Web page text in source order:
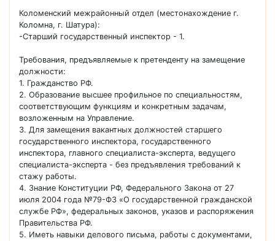
Коломенский межрайонный отдел (местонахождение г.
Коломна, г. Шатура):
-Старший государственный инспектор - 1.
Требования, предъявляемые к претенденту на замещение
должности:
1. Гражданство РФ.
2. Образование высшее профильное по специальностям,
соответствующим функциям и конкретным задачам,
возложенным на Управление.
3. Для замещения вакантных должностей старшего
государственного инспектора, государственного
инспектора, главного специалиста-эксперта, ведущего
специалиста-эксперта - без предъявления требований к
стажу работы.
4. Знание Конституции РФ, Федерального Закона от 27
июля 2004 года №79-ФЗ «О государственной гражданской
службе РФ», федеральных законов, указов и распоряжения
Правительства РФ.
5. Иметь навыки делового письма, работы с документами,